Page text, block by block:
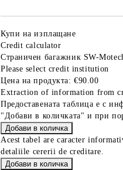
Купи на изплащане
Credit calculator
Страничен багажник SW-
Please select credit institution
Цена на продукта: €90.00
Extraction of information from
Предоставената таблица е с
"Добави в количката" и при
Acest tabel are caracter
detaliile cererii de creditare.